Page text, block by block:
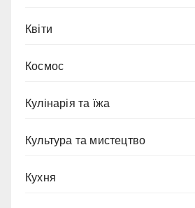
Квіти
Космос
Кулінарія та їжа
Культура та мистецтво
Кухня